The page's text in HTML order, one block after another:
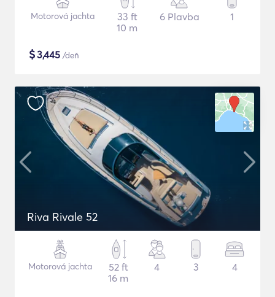
Motorová jachta
33 ft
10 m
6 Plavba 1
$3,445 /deň
Riva Rivale 52
Motorová jachta
52 ft
16 m
4 3 4